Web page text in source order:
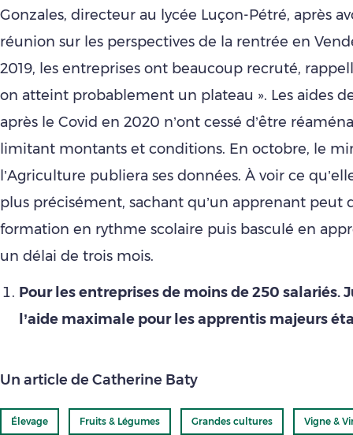
Gonzales, directeur au lycée Luçon-Pétré, après
réunion sur les perspectives de la rentrée en
2019, les entreprises ont beaucoup recruté,
on atteint probablement un plateau ». Les aides
après le Covid en 2020 n’ont cessé d’être
limitant montants et conditions. En octobre, le
l’Agriculture publiera ses données. À voir ce
plus précisément, sachant qu’un apprenant peut
formation en rythme scolaire puis basculé en
un délai de trois mois.
Pour les entreprises de moins de 250 salariés.
l’aide maximale pour les apprentis majeurs
Un article de Catherine Baty
Élevage Fruits & Légumes Grandes cultures Vigne &